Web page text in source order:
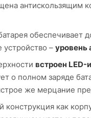
антискользящим
обеспечивает
устройство – уровень
встроен LED-
о полном заряде
же мерцание
как